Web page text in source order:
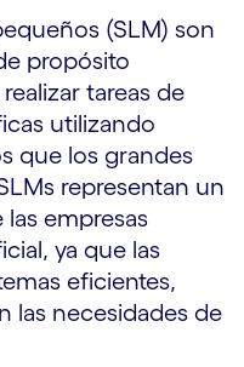
(SLM) son
propósito
tareas de
utilizando
que los grandes
representan un
empresas
ya que las
eficientes,
las necesidades de